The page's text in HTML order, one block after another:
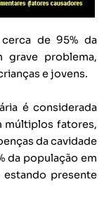
de 95% da
problema,
e jovens.
é considerada
múltiplos fatores,
da cavidade
da população em
presente